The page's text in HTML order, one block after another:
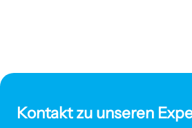
Kontakt zu unseren